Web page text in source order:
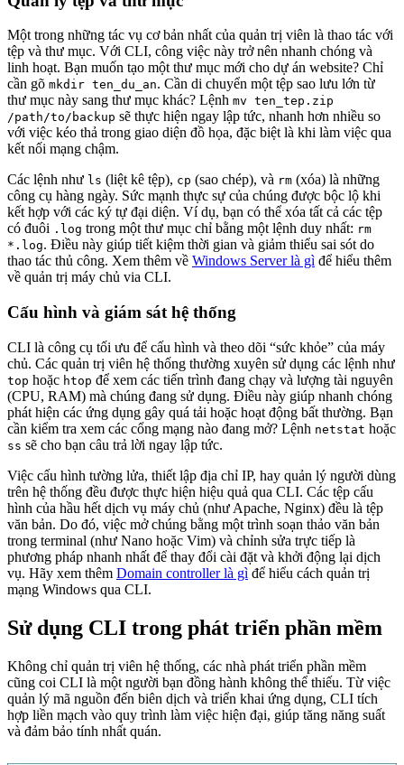
Một trong những tác vụ cơ bản nhất của quản trị viên là thao tác với
tệp và thư mục. Với CLI, công việc này trở nên nhanh chóng và
linh hoạt. Bạn muốn tạo một thư mục mới cho dự án website? Chỉ
cần gõ mkdir ten_du_an. Cần di chuyển một tệp sao lưu lớn từ
thư mục này sang thư mục khác? Lệnh mv ten_tep.zip
/path/to/backup sẽ thực hiện ngay lập tức, nhanh hơn nhiều so
với việc kéo thả trong giao diện đồ họa, đặc biệt là khi làm việc qua
kết nối mạng chậm.
Các lệnh như ls (liệt kê tệp), cp (sao chép), và rm (xóa) là những
công cụ hàng ngày. Sức mạnh thực sự của chúng được bộc lộ khi
kết hợp với các ký tự đại diện. Ví dụ, bạn có thể xóa tất cả các tệp
có đuôi .log trong một thư mục chỉ bằng một lệnh duy nhất: rm
*.log. Điều này giúp tiết kiệm thời gian và giảm thiểu sai sót do
thao tác thủ công. Xem thêm về Windows Server là gì để hiểu thêm
về quản trị máy chủ via CLI.
Cấu hình và giám sát hệ thống
CLI là công cụ tối ưu để cấu hình và theo dõi “sức khỏe” của máy
chủ. Các quản trị viên hệ thống thường xuyên sử dụng các lệnh như
top hoặc htop để xem các tiến trình đang chạy và lượng tài nguyên
(CPU, RAM) mà chúng đang sử dụng. Điều này giúp nhanh chóng
phát hiện các ứng dụng gây quá tải hoặc hoạt động bất thường. Bạn
cần kiểm tra xem các cổng mạng nào đang mở? Lệnh netstat hoặc
ss sẽ cho bạn câu trả lời ngay lập tức.
Việc cấu hình tường lửa, thiết lập địa chỉ IP, hay quản lý người dùng
trên hệ thống đều được thực hiện hiệu quả qua CLI. Các tệp cấu
hình của hầu hết dịch vụ máy chủ (như Apache, Nginx) đều là tệp
văn bản. Do đó, việc mở chúng bằng một trình soạn thảo văn bản
trong terminal (như Nano hoặc Vim) và chỉnh sửa trực tiếp là
phương pháp nhanh nhất để thay đổi cài đặt và khởi động lại dịch
vụ. Hãy xem thêm Domain controller là gì để hiểu cách quản trị
mạng Windows qua CLI.
Sử dụng CLI trong phát triển phần mềm
Không chỉ quản trị viên hệ thống, các nhà phát triển phần mềm
cũng coi CLI là một người bạn đồng hành không thể thiếu. Từ việc
quản lý mã nguồn đến biên dịch và triển khai ứng dụng, CLI tích
hợp liền mạch vào quy trình làm việc hiện đại, giúp tăng năng suất
và đảm bảo tính nhất quán.